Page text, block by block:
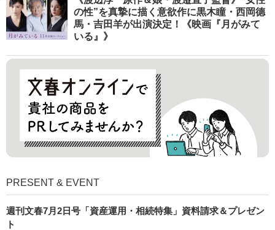
の性”を真摯に描く意欲作に黒木瞳・西岡德
馬・吉田羊が出演決定！《映画『月がみて
いる』》
PRESENT & EVENT
週刊文春7月2日号「資産運用・相続特集」資料請求＆プレゼン
ト